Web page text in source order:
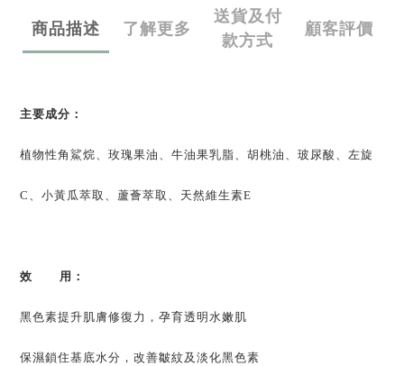
商品描述 了解更多
送貨及付
款方式
顧客評價
主要成分：
植物性角鯊烷、玫瑰果油、牛油果乳脂、胡桃油、玻尿酸、左旋
C、小黃瓜萃取、蘆薈萃取、天然維生素E
效 用：
黑色素提升肌膚修復力，孕育透明水嫩肌
保濕鎖住基底水分，改善皺紋及淡化黑色素